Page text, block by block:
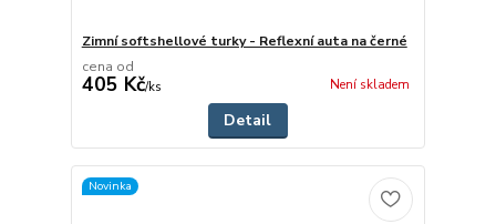
Zimní softshellové turky - Reflexní auta na černé
cena od
405 Kč/ks Není skladem
Detail
Novinka